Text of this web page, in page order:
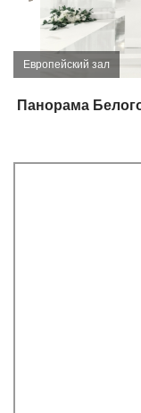
Европейский зал
Панорама